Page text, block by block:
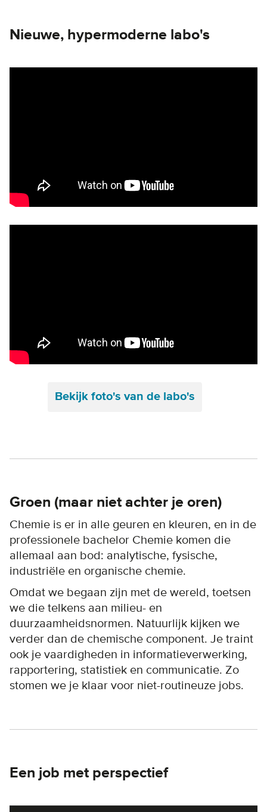
Nieuwe, hypermoderne labo's
Bekijk foto's van de labo's
Groen (maar niet achter je oren)
Chemie is er in alle geuren en kleuren, en in de
professionele bachelor Chemie komen die
allemaal aan bod: analytische, fysische,
industriële en organische chemie.
Omdat we begaan zijn met de wereld, toetsen
we die telkens aan milieu- en
duurzaamheidsnormen. Natuurlijk kijken we
verder dan de chemische component. Je traint
ook je vaardigheden in informatieverwerking,
rapportering, statistiek en communicatie. Zo
stomen we je klaar voor niet-routineuze jobs.
Een job met perspectief